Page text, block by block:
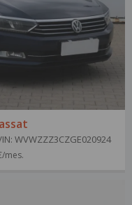
WVWZZZ3CZGE020924
mes.